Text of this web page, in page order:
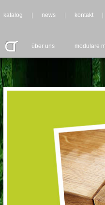
katalog news kontakt
über uns modulare